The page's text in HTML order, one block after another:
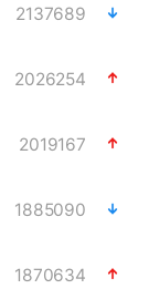
2137689
2026254
2019167
1885090
1870634